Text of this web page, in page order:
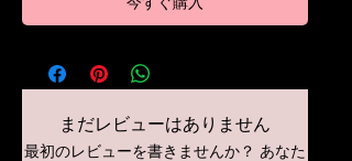
まだレビューはありません
最初のレビューを書きませんか？ あなた